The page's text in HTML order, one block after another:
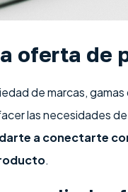
oferta de
de marcas,
las necesidades
a conectarte
.